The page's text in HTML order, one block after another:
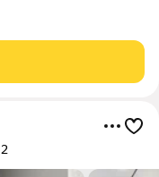
города, в жилом